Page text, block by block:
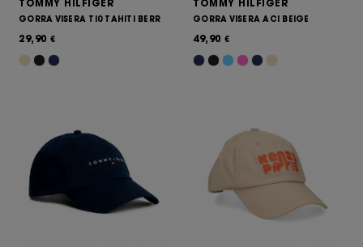
TOMMY HILFIGER
GORRA VISERA TI0 TAHITI BERR
29,90 €
TOMMY HILFIGER
GORRA VISERA ACI BEIGE
49,90 €